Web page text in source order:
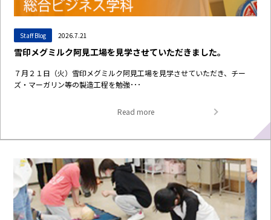
Staff Blog 2026.7.21
雪印メグミルク阿見工場を見学させていただきました。
７月２１日（火）雪印メグミルク阿見工場を見学させていただき、チー
ズ・マーガリン等の製造工程を勉強･･･
Read more